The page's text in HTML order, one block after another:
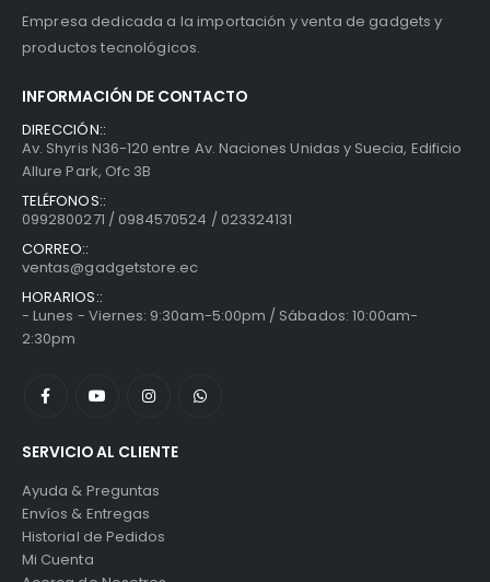
Empresa dedicada a la importación y venta de gadgets y
productos tecnológicos.
INFORMACIÓN DE CONTACTO
DIRECCIÓN::
Av. Shyris N36-120 entre Av. Naciones Unidas y Suecia, Edificio
Allure Park, Ofc 3B
TELÉFONOS::
0992800271 / 0984570524 / 023324131
CORREO::
ventas@gadgetstore.ec
HORARIOS::
- Lunes - Viernes: 9:30am-5:00pm / Sábados: 10:00am-
2:30pm
SERVICIO AL CLIENTE
Ayuda & Preguntas
Envíos & Entregas
Historial de Pedidos
Mi Cuenta